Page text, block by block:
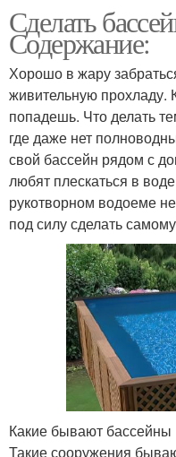
Сделать
Содержание:
Хорошо в жару
живительную
попадешь. Что делать
где даже нет
свой бассейн рядом с
любят плескаться в
рукотворном водоеме
под силу сделать
Какие бывают бассейны
Такие сооружения